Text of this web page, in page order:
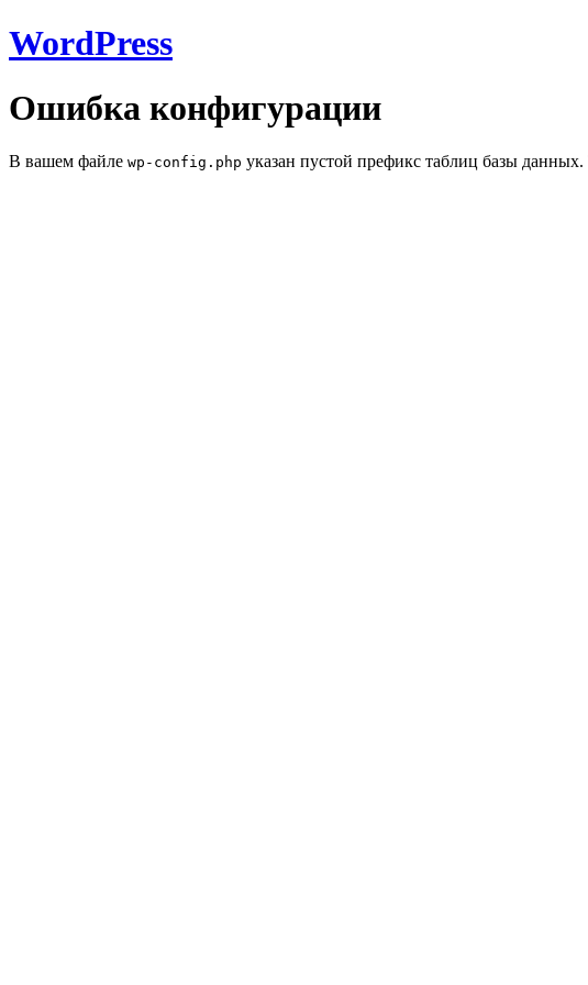
WordPress
Ошибка конфигурации
В вашем файле wp-config.php указан пустой префикс таблиц базы